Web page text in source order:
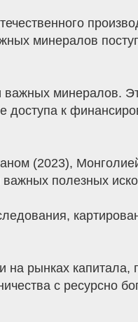
минералов
важных минералов.
доступа к
(2023),
важных полезных
рынках капитала,
с ресурсно